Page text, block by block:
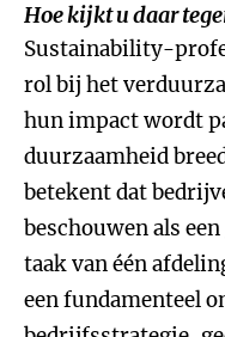
Hoe kijkt u daar
Sustainability-
rol bij het
hun impact wordt
duurzaamheid
betekent dat
beschouwen als
taak van één
een fundamenteel